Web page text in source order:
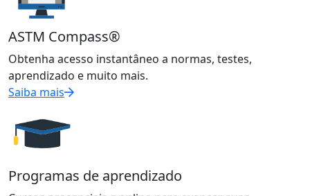
ASTM Compass®
Obtenha acesso instantâneo a normas, testes,
aprendizado e muito mais.
Saiba mais
Programas de aprendizado